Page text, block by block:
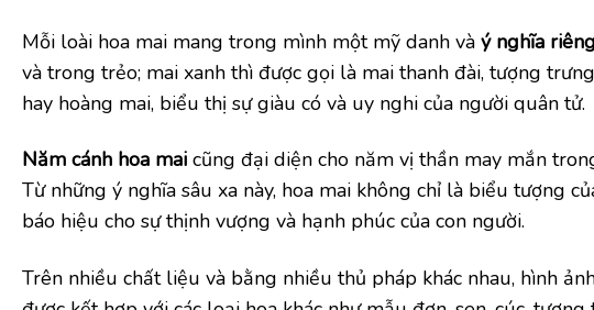
Mỗi loài hoa mai mang trong mình một mỹ danh và ý nghĩa riêng
và trong trẻo; mai xanh thì được gọi là mai thanh đài, tượng
hay hoàng mai, biểu thị sự giàu có và uy nghi của người quân tử.
Năm cánh hoa mai cũng đại diện cho năm vị thần may mắn
Từ những ý nghĩa sâu xa này, hoa mai không chỉ là biểu tượng
báo hiệu cho sự thịnh vượng và hạnh phúc của con người.
Trên nhiều chất liệu và bằng nhiều thủ pháp khác nhau, hình